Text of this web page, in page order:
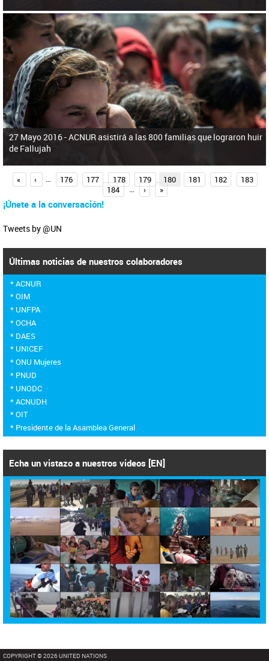
27 Mayo 2016 -ACNUR asistirá a las 800 familias que lograron huir
de Fallujah
g
i
a
« ‹ … 176 177 178 179 180 181 182
183
184
… › »
¡Únete a la conversación!
Tweets by @UN
Últimas noticias de nuestros colaboradores
* ACNUR
* OIM
* UNFPA
* OCHA
* DAES
* UNICEF
* ONU Mujeres
* PNUD
* UNODC
* ACNUDH
* OIT
* Presidente de la Asamblea General
Echa un vistazo a nuestros videos [EN]
COPYRIGHT © 2026 UNITED NATIONS